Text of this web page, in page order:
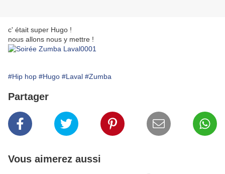
c' était super Hugo !
nous allons nous y mettre !
#Hip hop #Hugo #Laval #Zumba
Partager
Vous aimerez aussi